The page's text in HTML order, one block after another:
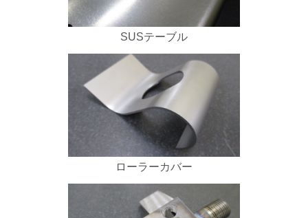
SUSテーブル
ローラーカバー